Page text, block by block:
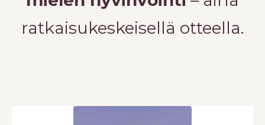
ratkaisukeskeisellä otteella.